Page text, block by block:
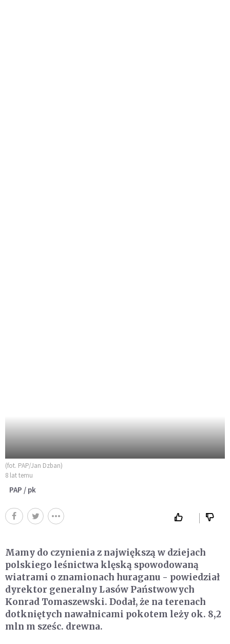
(fot. PAP/Jan Dzban)
8 lat temu
PAP / pk
Mamy do czynienia z największą w dziejach
polskiego leśnictwa klęską spowodowaną
wiatrami o znamionach huraganu - powiedział
dyrektor generalny Lasów Państwowych
Konrad Tomaszewski. Dodał, że na terenach
dotkniętych nawałnicami pokotem leży ok. 8,2
mln m sześc. drewna.